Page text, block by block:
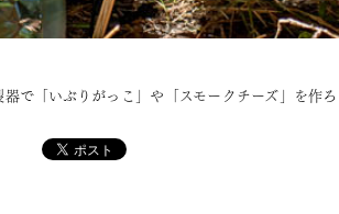
で「いぶりがっこ」や「スモークチーズ」を作